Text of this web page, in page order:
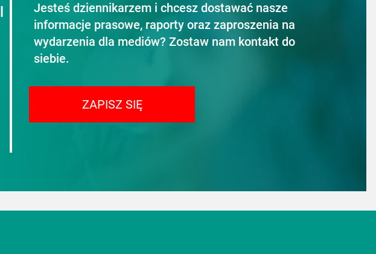
Jesteś dziennikarzem i chcesz dostawać nasze
informacje prasowe, raporty oraz zaproszenia na
wydarzenia dla mediów? Zostaw nam kontakt do
siebie.
ZAPISZ SIĘ